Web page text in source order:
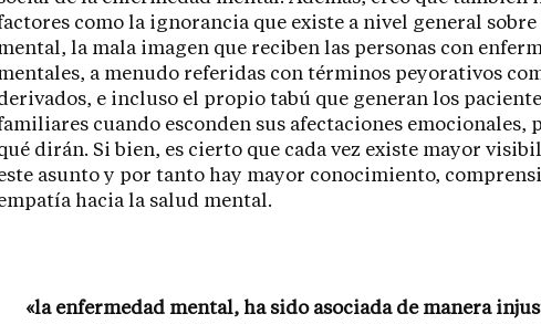
como la ignorancia que existe a nivel general
la mala imagen que reciben las personas con
a menudo referidas con términos peyorativos
e incluso el propio tabú que generan los
cuando esconden sus afectaciones emocionales,
dirán. Si bien, es cierto que cada vez existe mayor
asunto y por tanto hay mayor conocimiento,
hacia la salud mental.
«la enfermedad mental, ha sido asociada de manera